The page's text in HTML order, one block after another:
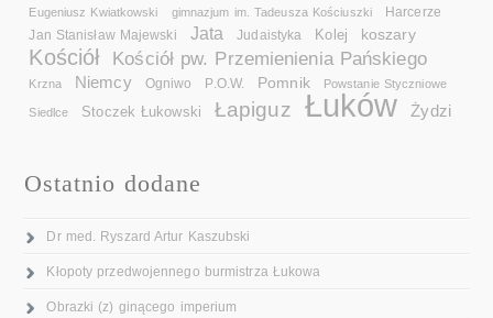
Eugeniusz Kwiatkowski gimnazjum im. Tadeusza Kościuszki Harcerze
Jan Stanisław Majewski Jata Judaistyka Kolej koszary
Kościół Kościół pw. Przemienienia Pańskiego
Krzna Niemcy Ogniwo P.O.W. Pomnik Powstanie Styczniowe
Siedlce Stoczek Łukowski Łapiguz Łuków Żydzi
Ostatnio dodane
Dr med. Ryszard Artur Kaszubski
Kłopoty przedwojennego burmistrza Łukowa
Obrazki (z) ginącego imperium